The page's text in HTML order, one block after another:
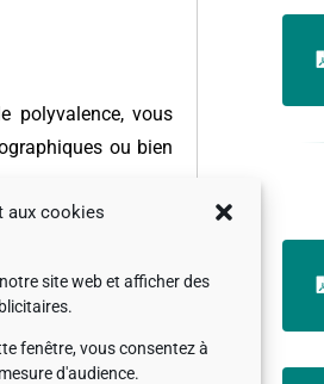
aux cookies
site web et afficher des
fenêtre, vous consentez à
d'audience.
polyvalence, vous
ou bien
toute
la